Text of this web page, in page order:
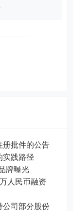
册批件的公告
实践路径
牌曝光
人民币融资
公司部分股份